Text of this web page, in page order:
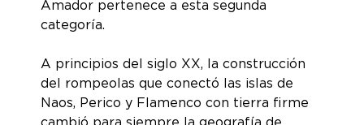
Amador pertenece a esta segunda
categoría.
A principios del siglo XX, la construcción
del rompeolas que conectó las islas de
Naos, Perico y Flamenco con tierra firme